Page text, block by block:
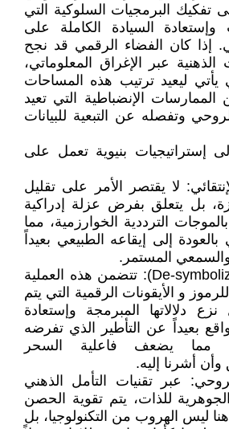
تفكيك البرمجيات السلوكية التي
وإستعادة السيادة الكاملة على
إذا كان الفضاء الرقمي قد نجح
عبر الإغراق المعلوماتي،
يأتي ليعيد ترتيب هذه المساحات
الإنضباطية التي تعيد
وتفصله عن التبعية للبيانات
إستراتيجيات بنيوية تعمل على
لا يقتصر الأمر على تقليل
بل يتعلق بفرض عزلة إدراكية
الترددية الخوارزمية، مما
إلى إيقاعه الطبيعي بعيداً
المستمر.
تفكيك الرموز (De-symbolization): تتضمن هذه العملية
و الأيقونات الرقمية التي يتم
دلالاتها المبرمجة وإستعادة
بعيداً عن التأطير الذي تفرضه
مما يضعف فاعلية السحر
أشرنا إليه.
عبر تقنيات التأمل الذهني
للذات، يتم تقوية الحصن
هنا ليس الهروب من التكنولوجيا، بل